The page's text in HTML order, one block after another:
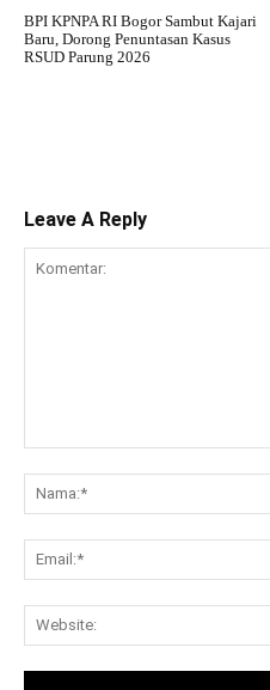
BPI KPNPA RI Bogor Sambut Kajari
Baru, Dorong Penuntasan Kasus
RSUD Parung 2026
Leave A Reply